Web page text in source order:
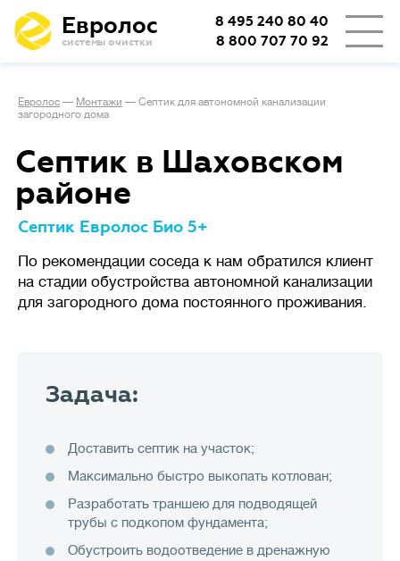
Евролос
системы очистки
8 495 240 80 40
8 800 707 70 92
Евролос — Монтажи — Септик для автономной канализации
загородного дома
Септик в Шаховском
районе
Септик Евролос Био 5+
По рекомендации соседа к нам обратился клиент
на стадии обустройства автономной канализации
для загородного дома постоянного проживания.
Задача:
Доставить септик на участок;
Максимально быстро выкопать котлован;
Разработать траншею для подводящей
трубы с подкопом фундамента;
Обустроить водоотведение в дренажную